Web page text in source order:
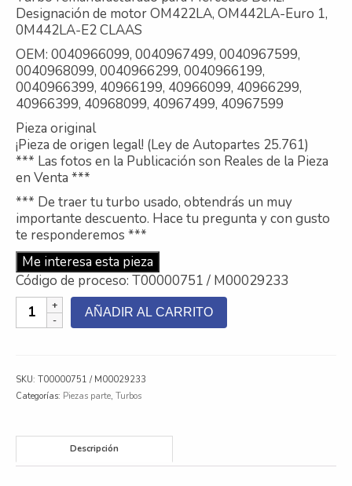
Contacto
Nosotros
Galeria
Trabaja con nosotros
Designación de motor OM422LA, OM442LA-Euro 1,
0M442LA-E2 CLAAS
OEM: 0040966099, 0040967499, 0040967599,
0040968099, 0040966299, 0040966199,
0040966399, 40966199, 40966099, 40966299,
40966399, 40968099, 40967499, 40967599
Pieza original
¡Pieza de origen legal! (Ley de Autopartes 25.761)
*** Las fotos en la Publicación son Reales de la Pieza
en Venta ***
*** De traer tu turbo usado, obtendrás un muy
importante descuento. Hace tu pregunta y con gusto
te responderemos ***
Me interesa esta pieza
Código de proceso: T00000751 / M00029233
Turbo
Mercedes
Industrial,
Class
AÑADIR AL CARRITO
SKU: T00000751 / M00029233
Categorías: Piezas parte, Turbos
Descripción